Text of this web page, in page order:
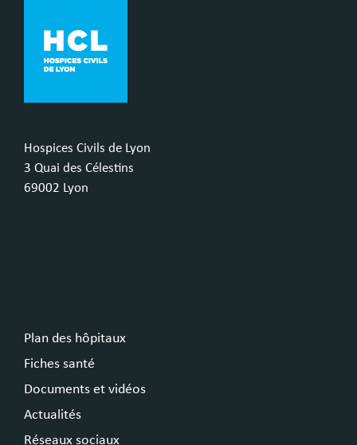
Hospices Civils de Lyon
3 Quai des Célestins
69002 Lyon
Plan des hôpitaux
Fiches santé
Documents et vidéos
Actualités
Réseaux sociaux